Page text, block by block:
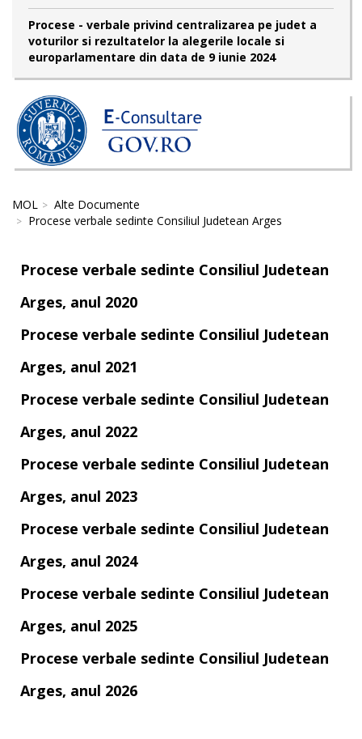
Procese - verbale privind centralizarea pe judet a
voturilor si rezultatelor la alegerile locale si
europarlamentare din data de 9 iunie 2024
MOL
Alte Documente
Procese verbale sedinte Consiliul Judetean Arges
Procese verbale sedinte Consiliul Judetean
Arges, anul 2020
Procese verbale sedinte Consiliul Judetean
Arges, anul 2021
Procese verbale sedinte Consiliul Judetean
Arges, anul 2022
Procese verbale sedinte Consiliul Judetean
Arges, anul 2023
Procese verbale sedinte Consiliul Judetean
Arges, anul 2024
Procese verbale sedinte Consiliul Judetean
Arges, anul 2025
Procese verbale sedinte Consiliul Judetean
Arges, anul 2026